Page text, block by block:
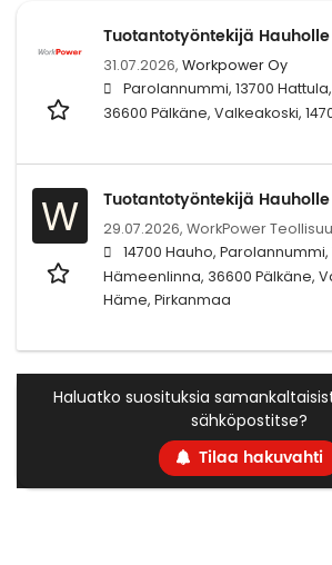
Tuotantotyöntekijä Hauholle
31.07.2026, Workpower Oy
Parolannummi, 13700
36600 Pälkäne, Valkeakoski,
W Tuotantotyöntekijä Hauholle
29.07.2026, WorkPower
14700 Hauho, Parolannummi,
Hämeenlinna, 36600 Pälkäne,
Häme, Pirkanmaa
Haluatko suosituksia
sähköpostitse?
Tilaa hakuvahti